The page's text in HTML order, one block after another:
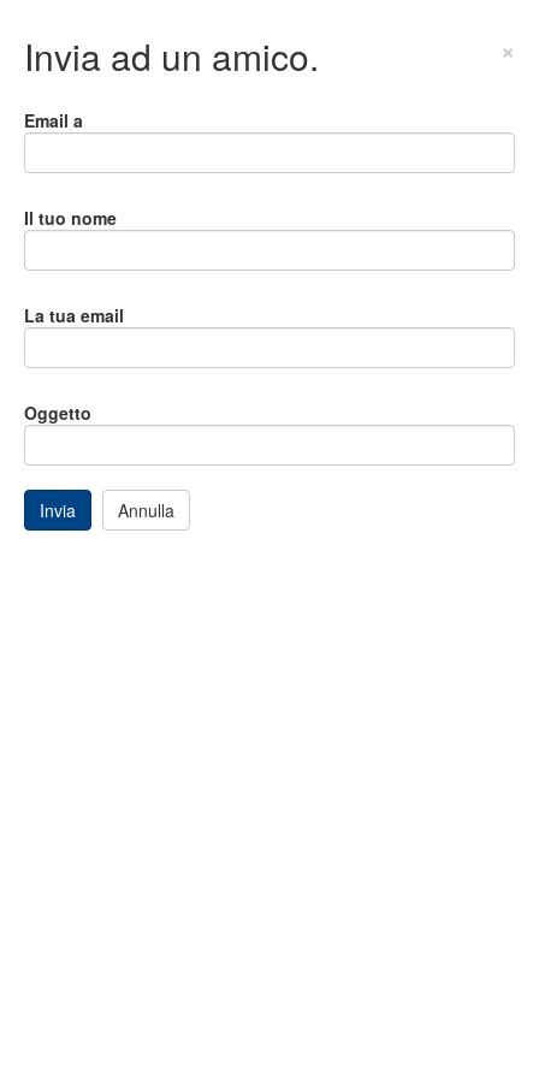
Invia ad un amico. ×
Email a
Il tuo nome
La tua email
Oggetto
Invia Annulla